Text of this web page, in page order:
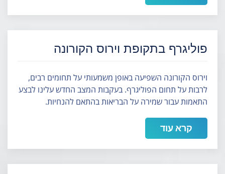
פוליגרף בתקופת וירוס הקורונה
וירוס הקורונה השפיעה באופן משמעותי על תחומים רבים,
לרבות על תחום הפוליגרף. בעקבות המצב החדש עלינו לבצע
התאמות עבור שמירה על הבריאות בהתאם להנחיות.
קרא עוד